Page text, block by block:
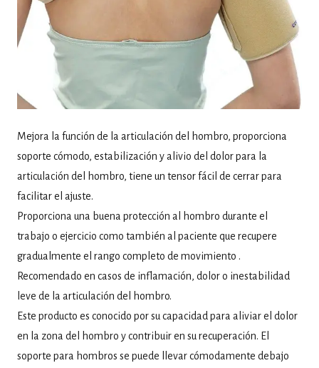
Mejora la función de la articulación del hombro, proporciona
soporte cómodo, estabilización y alivio del dolor para la
articulación del hombro, tiene un tensor fácil de cerrar para
facilitar el ajuste.
Proporciona una buena protección al hombro durante el
trabajo o ejercicio como también al paciente que recupere
gradualmente el rango completo de movimiento .
Recomendado en casos de inflamación, dolor o inestabilidad
leve de la articulación del hombro.
Este producto es conocido por su capacidad para aliviar el dolor
en la zona del hombro y contribuir en su recuperación. El
soporte para hombros se puede llevar cómodamente debajo